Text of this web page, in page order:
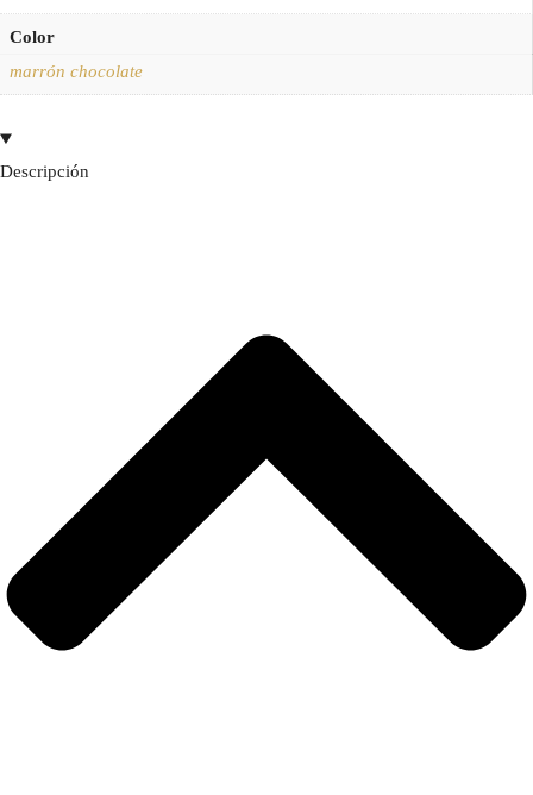
Color
marrón chocolate
Descripción